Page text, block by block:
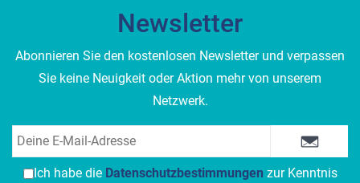
Newsletter
Abonnieren Sie den kostenlosen Newsletter und verpassen
Sie keine Neuigkeit oder Aktion mehr von unserem
Netzwerk.
Ich habe die Datenschutzbestimmungen zur Kenntnis